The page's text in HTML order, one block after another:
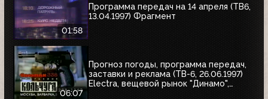
01:58
Программа передач на 14 апреля (ТВ6,
13.04.1997) Фрагмент
06:07
Прогноз погоды, программа передач,
заставки и реклама (ТВ-6, 26.06.1997)
Electra, вещевой рынок "Динамо",